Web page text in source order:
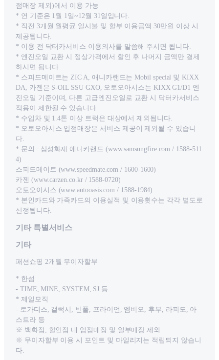
점매장 제외)에서 이용 가능
* 연 기준은 1월 1일~12월 31일입니다.
* 직전 3개월 월평균 일시불 및 할부 이용금액 30만원 이상 시
제공됩니다.
* 이용 전 닥터카서비스 이용의사를 말씀해 주시면 됩니다.
* 엔진오일 교환 시 정상가격에서 할인 후 나머지 금액만 결제
하시면 됩니다.
* 스피드메이트는 ZIC A, 애니카랜드는 Mobil special 및 KIXX
DA, 카젠은 S-OIL SSU GXO, 오토오아시스는 KIXX G1/D1 엔
진오일 기준이며, 다른 고급엔진오일로 교환 시 닥터카서비스
적용이 제한될 수 있습니다.
* 수입차 및 1.4톤 이상 트럭은 대상에서 제외됩니다.
* 오토오아시스 입점매장은 서비스 제공이 제외될 수 있습니
다.
* 문의 : 삼성화재 애니카랜드 (www.samsungfire.com / 1588-511
4)
스피드메이트 (www.speedmate.com / 1600-1600)
카젠 (www.carzen.co.kr / 1588-0720)
오토오아시스 (www.autooasis.com / 1588-1984)
* 본인카드와 가족카드의 이용실적 및 이용횟수는 각각 별도로
산정됩니다.
기타 특별서비스
기타
패션쇼핑 2개월 무이자할부
* 한섬
- TIME, MINE, SYSTEM, SJ 등
* 제일모직
- 로가디스, 갤럭시, 빈폴, 프라이언, 엠비오, 후부, 라피도, 아
스트라 등
※ 백화점, 할인점 내 입점매장 및 일부매장 제외
※ 무이자할부 이용 시 포인트 및 마일리지는 적립되지 않습니
다.